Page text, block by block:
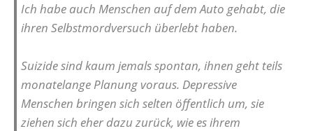
Ich habe auch Menschen auf dem Auto gehabt, die
ihren Selbstmordversuch überlebt haben.
Suizide sind kaum jemals spontan, ihnen geht teils
monatelange Planung voraus. Depressive
Menschen bringen sich selten öffentlich um, sie
ziehen sich eher dazu zurück, wie es ihrem